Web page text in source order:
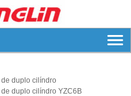
duplo cilíndro
duplo cilíndro YZC6B